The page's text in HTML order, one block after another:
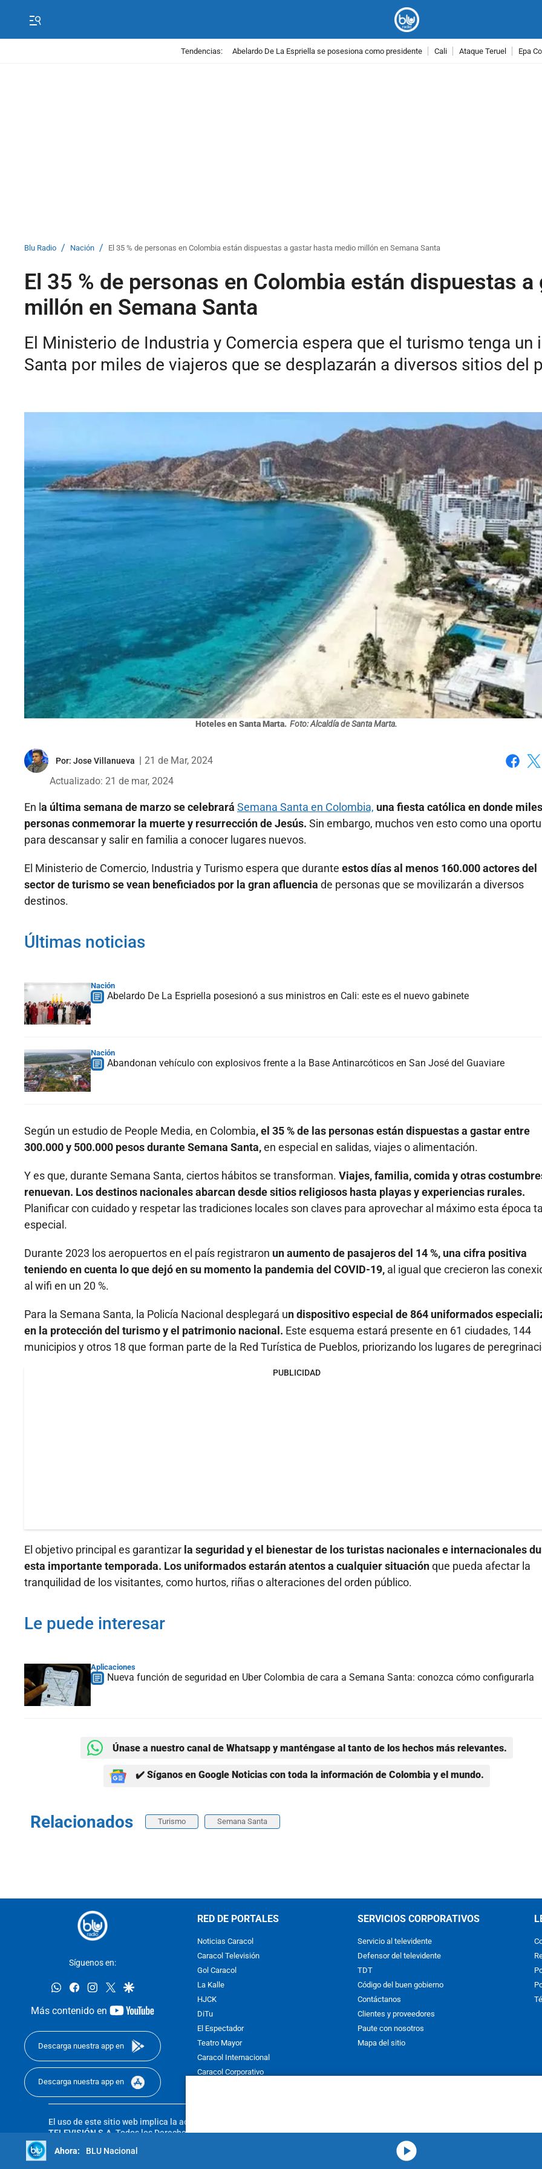
Tendencias: Abelardo De La Espriella se posesiona como presidente Cali Ataque Teruel Epa
Blu Radio / Nación / El 35 % de personas en Colombia están dispuestas a gastar hasta medio millón en Semana Santa
El 35 % de personas en Colombia están dispuestas
millón en Semana Santa
El Ministerio de Industria y Comercia espera que el turismo tenga
Santa por miles de viajeros que se desplazarán a diversos sitios del
Hoteles en Santa Marta. Foto: Alcaldía de Santa Marta.
Por: Jose Villanueva
21 de Mar, 2024
Actualizado: 21 de mar, 2024
En l a última semana de marzo se celebrará Semana Santa en Colombia, una fiesta católica en donde
personas conmemorar la muerte y resurrección de Jesús. Sin embargo, muchos ven esto como una
para descansar y salir en familia a conocer lugares nuevos.
El Ministerio de Comercio, Industria y Turismo espera que durante estos días al menos 160.000 actores del
sector de turismo se vean beneficiados por la gran afluencia de personas que se movilizarán a diversos
destinos.
Últimas noticias
Nación
Abelardo De La Espriella posesionó a sus ministros en Cali: este es el nuevo gabinete
Nación
Abandonan vehículo con explosivos frente a la Base Antinarcóticos en San José del Guaviare
Según un estudio de People Media, en Colombia, el 35 % de las personas están dispuestas a gastar entre
300.000 y 500.000 pesos durante Semana Santa,en especial en salidas, viajes o alimentación.
Y es que, durante Semana Santa, ciertos hábitos se transforman. Viajes, familia, comida y otras
renuevan. Los destinos nacionales abarcan desde sitios religiosos hasta playas y experiencias rurales.
Planificar con cuidado y respetar las tradiciones locales son claves para aprovechar al máximo esta época
especial.
Durante 2023 los aeropuertos en el país registraron un aumento de pasajeros del 14 %, una cifra positiva
teniendo en cuenta lo que dejó en su momento la pandemia del COVID-19, al igual que crecieron las
al wifi en un 20 %.
Para la Semana Santa, la Policía Nacional desplegará un dispositivo especial de 864 uniformados
en la protección del turismo y el patrimonio nacional. Este esquema estará presente en 61 ciudades, 144
municipios y otros 18 que forman parte de la Red Turística de Pueblos, priorizando los lugares de
PUBLICIDAD
El objetivo principal es garantizar la seguridad y el bienestar de los turistas nacionales e internacionales
esta importante temporada. Los uniformados estarán atentos a cualquier situaciónque pueda afectar la
tranquilidad de los visitantes, como hurtos, riñas o alteraciones del orden público.
Le puede interesar
Aplicaciones
Nueva función de seguridad en Uber Colombia de cara a Semana Santa: conozca cómo configurarla
Únase a nuestro canal de Whatsapp y manténgase al tanto de los hechos más relevantes.
✔️ Síganos en Google Noticias con toda la información de Colombia y el mundo.
Relacionados Turismo Semana Santa
Síguenos en:
whatsappfacebookinstagram
twittergoogle
Más contenido en
youtube-
Descarga nuestra app en
Descarga nuestra app en
RED DE PORTALES
Noticias Caracol
Caracol Televisión
Gol Caracol
La Kalle
HJCK
DiTu
El Espectador
Teatro Mayor
Caracol Internacional
Caracol Corporativo
SERVICIOS CORPORATIVOS
Servicio al televidente
Defensor del televidente
TDT
Código del buen gobierno
Contáctanos
Clientes y proveedores
Paute con nosotros
Mapa del sitio
El uso de este sitio web implica la aceptación de los
TELEVISIÓN S.A.Todos los Derechos Reservados D.R.A. Prohibida su reproducción total o parcial, así como su traducción a
sin autorización escrita de su titular. Reproduction in whole or in part, or translation without written permission is prohibited. All
reserved 2025.BLU Nacional